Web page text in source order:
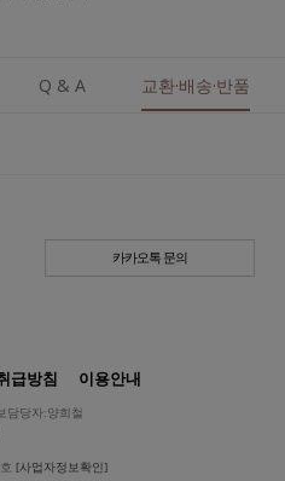
Q & A 교환·배송·반품
카카오톡 문의
급방침 이용안내
담당자:양희철
[사업자정보확인]